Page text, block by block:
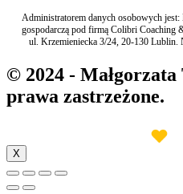
Administratorem danych osobowych jest:
gospodarczą pod firmą Colibri Coaching
ul. Krzemieniecka 3/24, 20-130
© 2024 -
prawa zastrzeżone.
♥︎
X